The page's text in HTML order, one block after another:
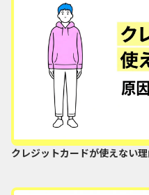
クレジットカードが使えない